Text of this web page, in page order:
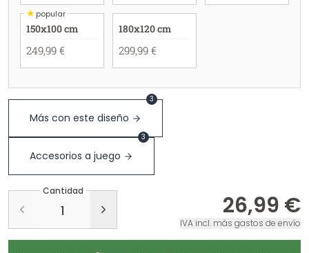
★popular
150x100 cm
249,99 €
180x120 cm
299,99 €
Más con este diseño
3
Accesorios a juego
3
Cantidad
26,99 €
IVA incl. más gastos de envío